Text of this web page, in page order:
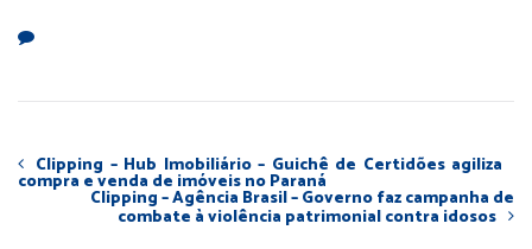
Clipping – Hub Imobiliário – Guichê de Certidões agiliza
compra e venda de imóveis no Paraná
Clipping – Agência Brasil – Governo faz campanha de
combate à violência patrimonial contra idosos